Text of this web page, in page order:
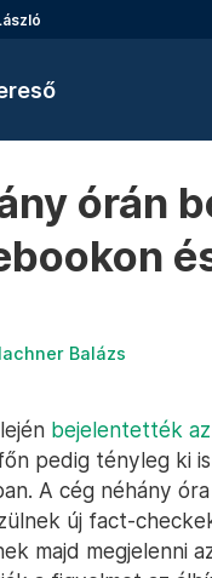
órán
Balázs
bejelentették
pedig tényleg ki
A cég néhány
új fact-
majd megjelenni